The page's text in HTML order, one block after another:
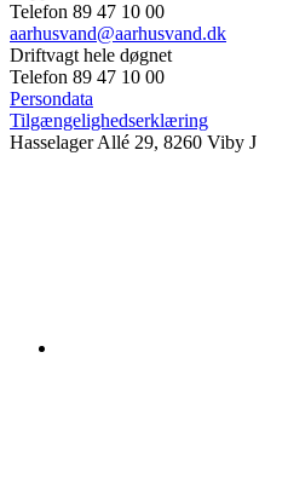
Telefon 89 47 10 00
aarhusvand@aarhusvand.dk
Driftvagt hele døgnet
Telefon 89 47 10 00
Persondata
Tilgængelighedserklæring
Hasselager Allé 29, 8260 Viby J